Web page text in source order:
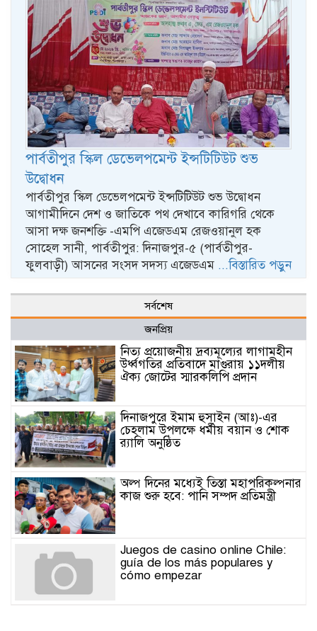
পার্বতীপুর স্কিল ডেভেলপমেন্ট ইন্সটিটিউট শুভ
উদ্বোধন
পার্বতীপুর স্কিল ডেভেলপমেন্ট ইন্সটিটিউট শুভ উদ্বোধন
আগামীদিনে দেশ ও জাতিকে পথ দেখাবে কারিগরি থেকে
আসা দক্ষ জনশক্তি -এমপি এজেডএম রেজওয়ানুল হক
সোহেল সানী, পার্বতীপুর: দিনাজপুর-৫ (পার্বতীপুর-
ফুলবাড়ী) আসনের সংসদ সদস্য এজেডএম ...বিস্তারিত পড়ুন
সর্বশেষ
জনপ্রিয়
নিত্য প্রয়োজনীয় দ্রব্যমূল্যের লাগামহীন
উর্ধ্বগতির প্রতিবাদে মাগুরায় ১১দলীয়
ঐক্য জোটের স্মারকলিপি প্রদান
দিনাজপুরে ইমাম হুসাইন (আঃ)-এর
চেহলাম উপলক্ষে ধর্মীয় বয়ান ও শোক
র‍্যালি অনুষ্ঠিত
অল্প দিনের মধ্যেই তিস্তা মহাপরিকল্পনার
কাজ শুরু হবে: পানি সম্পদ প্রতিমন্ত্রী
Juegos de casino online Chile:
guía de los más populares y
cómo empezar